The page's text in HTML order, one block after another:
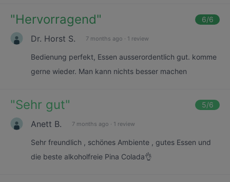
"Hervorragend" 6/6
Dr. Horst S. 7 months ago · 1 review
Bedienung perfekt, Essen ausserordentlich gut. komme
gerne wieder. Man kann nichts besser machen
"Sehr gut" 5/6
Anett B. 7 months ago · 1 review
Sehr freundlich , schönes Ambiente , gutes Essen und
die beste alkoholfreie Pina Colada👌